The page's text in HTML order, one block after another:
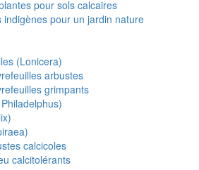
pour sols calcaires
indigènes pour un jardin nature
(Lonicera)
arbustes
grimpants
calcicoles
calcitolérants